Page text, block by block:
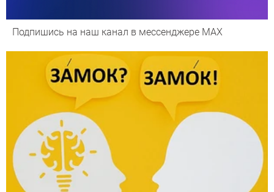
Подпишись на наш канал в мессенджере МАХ